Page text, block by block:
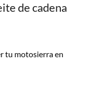
de cadena
tu motosierra en